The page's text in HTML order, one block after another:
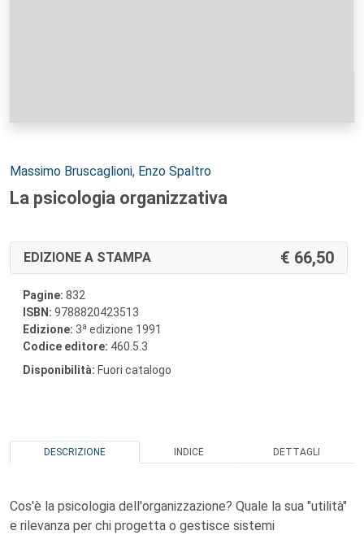
Autori:
Massimo Bruscaglioni, Enzo Spaltro
La psicologia organizzativa
EDIZIONE A STAMPA 66,50
Pagine: 832
ISBN: 9788820423513
Edizione: 3a edizione 1991
Codice editore: 460.5.3
Disponibilità: Fuori catalogo
DESCRIZIONE INDICE DETTAGLI
Cos'è la psicologia dell'organizzazione? Quale la sua "utilità"
e rilevanza per chi progetta o gestisce sistemi